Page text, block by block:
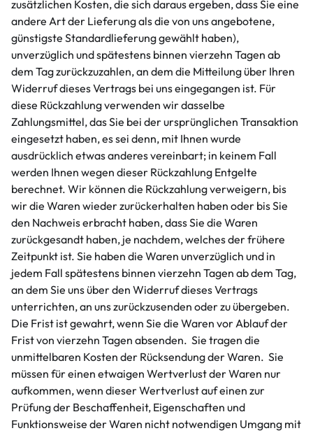
zusätzlichen Kosten, die sich daraus ergeben, dass Sie eine
andere Art der Lieferung als die von uns angebotene,
günstigste Standardlieferung gewählt haben),
unverzüglich und spätestens binnen vierzehn Tagen ab
dem Tag zurückzuzahlen, an dem die Mitteilung über Ihren
Widerruf dieses Vertrags bei uns eingegangen ist. Für
diese Rückzahlung verwenden wir dasselbe
Zahlungsmittel, das Sie bei der ursprünglichen Transaktion
eingesetzt haben, es sei denn, mit Ihnen wurde
ausdrücklich etwas anderes vereinbart; in keinem Fall
werden Ihnen wegen dieser Rückzahlung Entgelte
berechnet. Wir können die Rückzahlung verweigern, bis
wir die Waren wieder zurückerhalten haben oder bis Sie
den Nachweis erbracht haben, dass Sie die Waren
zurückgesandt haben, je nachdem, welches der frühere
Zeitpunkt ist. Sie haben die Waren unverzüglich und in
jedem Fall spätestens binnen vierzehn Tagen ab dem Tag,
an dem Sie uns über den Widerruf dieses Vertrags
unterrichten, an uns zurückzusenden oder zu übergeben.
Die Frist ist gewahrt, wenn Sie die Waren vor Ablauf der
Frist von vierzehn Tagen absenden. Sie tragen die
unmittelbaren Kosten der Rücksendung der Waren. Sie
müssen für einen etwaigen Wertverlust der Waren nur
aufkommen, wenn dieser Wertverlust auf einen zur
Prüfung der Beschaffenheit, Eigenschaften und
Funktionsweise der Waren nicht notwendigen Umgang mit